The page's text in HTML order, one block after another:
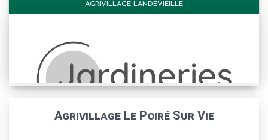
AGRIVILLAGE LANDEVIEILLE
Agrivillage Le Poiré Sur Vie